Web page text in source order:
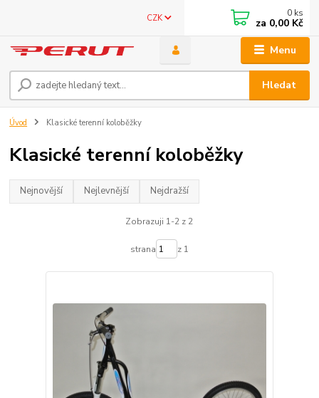
Menu
CZK
Hledat
0 ks
za 0,00 Kč
Úvod Klasické terenní koloběžky
Klasické terenní koloběžky
Nejnovější Nejlevnější Nejdražší
Zobrazuji 1-2 z 2
strana z 1